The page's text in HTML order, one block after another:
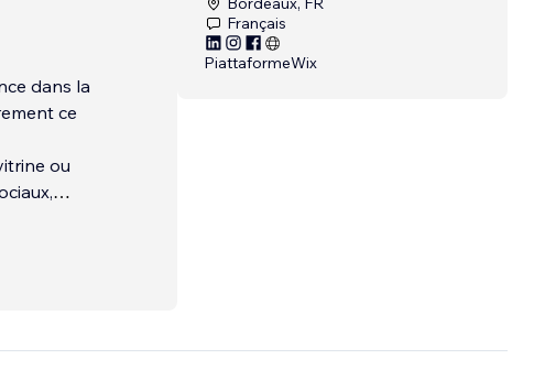
dans la
ce
ou
Français
PiattaformeWix